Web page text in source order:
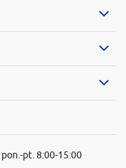
pt. 8:00-15:00